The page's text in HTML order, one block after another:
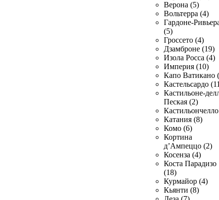
Верона (5)
Вольтерра (4)
Гардоне-
(5)
Гроссето (4)
Дзамброне (19)
Изола Росса (4)
Империя (10)
Капо Ватикано
Кастельсардо
Кастильоне-
Пеская (2)
Катания (8)
Комо (6)
Кортина
д’Ампеццо (2)
Косенза (4)
Коста Парадизо
(18)
Курмайор (4)
Кьянти (8)